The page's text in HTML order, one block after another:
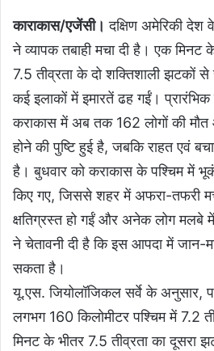
काराकास/एजेंसी। दक्षिण अमेरिकी
ने व्यापक तबाही मचा दी है। एक
7.5 तीव्रता के दो शक्तिशाली झटकों से
कई इलाकों में इमारतें ढह गईं। प्रारंभिक
कराकास में अब तक 162 लोगों की
होने की पुष्टि हुई है, जबकि राहत एवं
है। बुधवार को कराकास के पश्चिम
किए गए, जिससे शहर में अफरा-तफरी
क्षतिग्रस्त हो गईं और अनेक लोग मलबे में
ने चेतावनी दी है कि इस आपदा में
सकता है।
यू.एस. जियोलॉजिकल सर्वे के अनुसार,
लगभग 160 किलोमीटर पश्चिम में 7.2
मिनट के भीतर 7.5 तीव्रता का